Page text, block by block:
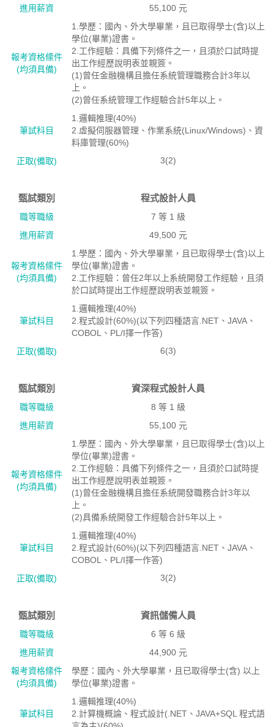
進用薪資
55,100 元
報考資格絛件
(均須具備)
1.學歷：國內、外大學畢業，且已取得學士(含)以上
學位(畢業)證書。
2.工作經驗：具備下列條件之一，且須於口試時提
出工作經歷說明表並親簽。
(1)曾任金融機構且擔任系統管理職務合計3年以
上。
(2)曾任系統管理工作經驗合計5年以上。
筆試科目
1.邏輯推理(40%)
2.虛擬伺服器管理、作業系統(Linux/Windows)、資
料庫管理(60%)
正取(備取)
3(2)
甄試類別 程式設計人員
職等職級
7 等 1 級
進用薪資
49,500 元
報考資格絛件
(均須具備)
1.學歷：國內、外大學畢業，且已取得學士(含)以上
學位(畢業)證書。
2.工作經驗：曾任2年以上系統開發工作經驗，且須
於口試時提出工作經歷說明表並親簽。
筆試科目
1.邏輯推理(40%)
2.程式設計(60%)(以下列四種語言.NET、JAVA、
COBOL、PL/I擇一作答)
正取(備取)
6(3)
甄試類別 資深程式設計人員
職等職級
8 等 1 級
進用薪資
55,100 元
報考資格絛件
(均須具備)
1.學歷：國內、外大學畢業，且已取得學士(含)以上
學位(畢業)證書。
2.工作經驗：具備下列條件之一，且須於口試時提
出工作經歷說明表並親簽。
(1)曾任金融機構且擔任系統開發職務合計3年以
上。
(2)具備系統開發工作經驗合計5年以上。
筆試科目
1.邏輯推理(40%)
2.程式設計(60%)(以下列四種語言.NET、JAVA、
COBOL、PL/I擇一作答)
正取(備取)
3(2)
甄試類別 資訊儲備人員
職等職級
6 等 6 級
進用薪資
44,900 元
報考資格絛件
(均須具備)
學歷：國內、外大學畢業，且已取得學士(含) 以上
學位(畢業)證書。
筆試科目
1.邏輯推理(40%)
2.計算機概論、程式設計(.NET、JAVA+SQL 程式語